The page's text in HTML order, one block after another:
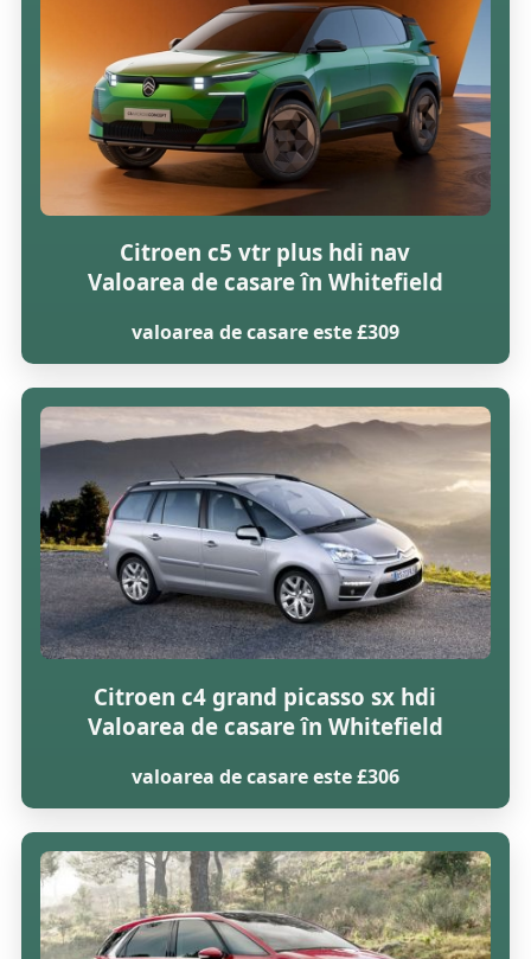
Citroen c5 vtr plus hdi nav
Valoarea de casare în Whitefield
valoarea de casare este £309
Citroen c4 grand picasso sx hdi
Valoarea de casare în Whitefield
valoarea de casare este £306